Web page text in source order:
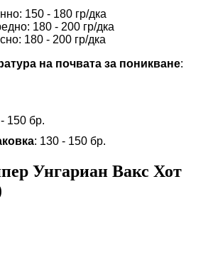
150 - 180 гр/дка
: 180 - 200 гр/дка
180 - 200 гр/дка
на почвата за поникване:
150 бр.
: 130 - 150 бр.
Унгариан Вакс Хот